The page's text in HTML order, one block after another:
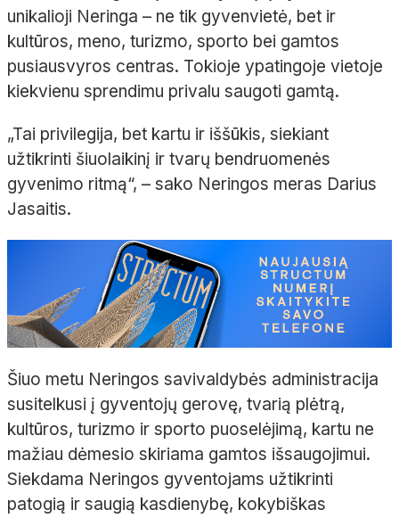
unikalioji Neringa – ne tik gyvenvietė, bet ir
kultūros, meno, turizmo, sporto bei gamtos
pusiausvyros centras. Tokioje ypatingoje vietoje
kiekvienu sprendimu privalu saugoti gamtą.
„Tai privilegija, bet kartu ir iššūkis, siekiant
užtikrinti šiuolaikinį ir tvarų bendruomenės
gyvenimo ritmą“, – sako Neringos meras Darius
Jasaitis.
Šiuo metu Neringos savivaldybės administracija
susitelkusi į gyventojų gerovę, tvarią plėtrą,
kultūros, turizmo ir sporto puoselėjimą, kartu ne
mažiau dėmesio skiriama gamtos išsaugojimui.
Siekdama Neringos gyventojams užtikrinti
patogią ir saugią kasdienybę, kokybiškas